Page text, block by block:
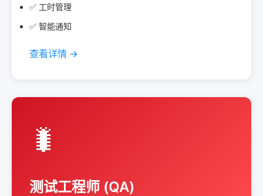
✅ 工时管理
✅ 智能通知
查看详情 →
🐛
测试工程师 (QA)